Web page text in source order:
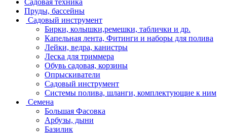
Пруды, бассейны
Садовый инструмент
Бирки, колышки,ремешки, таблички и др.
Капельная лента, Фитинги и наборы для полива
Лейки, ведра, канистры
Леска для триммера
Обувь садовая, корзины
Опрыскиватели
Садовый инструмент
Системы полива, шланги, комплектующие к ним
Семена
Большая Фасовка
Арбузы, дыни
Базилик